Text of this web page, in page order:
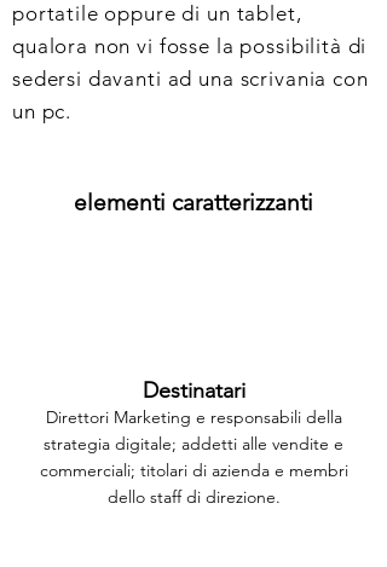
portatile oppure di un tablet,
qualora non vi fosse la possibilità di
sedersi davanti ad una scrivania con
un pc.
elementi caratterizzanti
Destinatari
Direttori Marketing e responsabili della
strategia digitale; addetti alle vendite e
commerciali; titolari di azienda e membri
dello staff di direzione.